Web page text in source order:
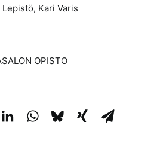
Kari Varis
OPISTO